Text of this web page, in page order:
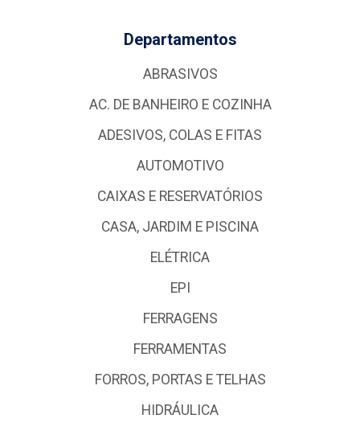
Departamentos
ABRASIVOS
AC. DE BANHEIRO E COZINHA
ADESIVOS, COLAS E FITAS
AUTOMOTIVO
CAIXAS E RESERVATÓRIOS
CASA, JARDIM E PISCINA
ELÉTRICA
EPI
FERRAGENS
FERRAMENTAS
FORROS, PORTAS E TELHAS
HIDRÁULICA